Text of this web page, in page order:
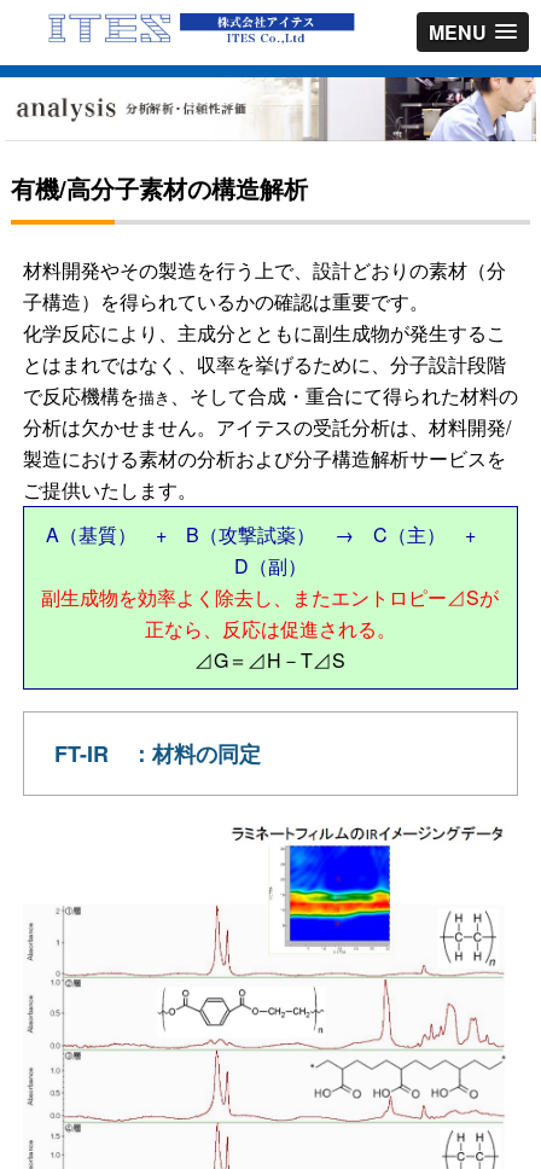
MENU
有機/高分子素材の構造解析
材料開発やその製造を行う上で、設計どおりの素材（分
子構造）を得られているかの確認は重要です。
化学反応により、主成分とともに副生成物が発生するこ
とはまれではなく、収率を挙げるために、分子設計段階
で反応機構を描き
、そして合成・重合にて得られた材料の
分析は欠かせません。アイテスの受託分析は、材料開発/
製造における素材の分析および分子構造解析サービスを
ご提供いたします。
A（基質） + B（攻撃試薬） → C（主） +
D（副）
副生成物を効率よく除去し、またエントロピー⊿Sが
正なら、反応は促進される。
⊿G＝⊿H－T⊿S
FT-IR ：材料の同定